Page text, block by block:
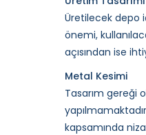
Üretilecek depo
önemi,
açısından ise
Metal Kesimi
Tasarım gereği
kapsamında